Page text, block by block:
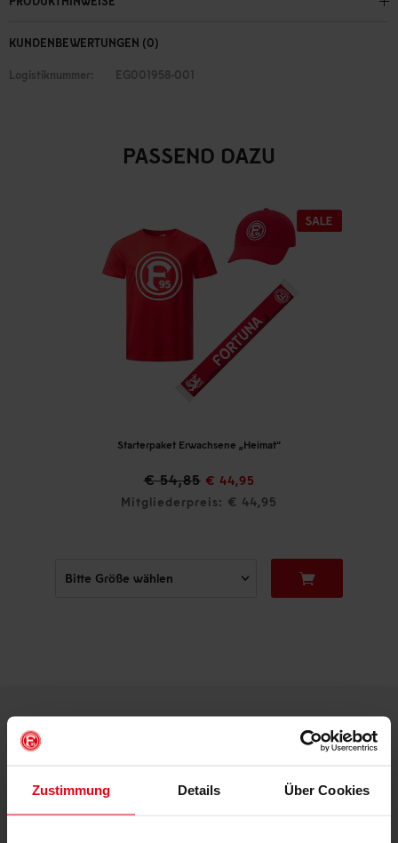
Zustimmung Details Über Cookies
KUNDENBEWERTUNGEN (0)
Logistiknummer: EG001958-001
PASSEND DAZU
Starterpaket Erwachsene „Heimat“
€ 54,85 € 44,95
Mitgliederpreis: € 44,95
DEINE VORTEILE IN UNSEREM SHOP